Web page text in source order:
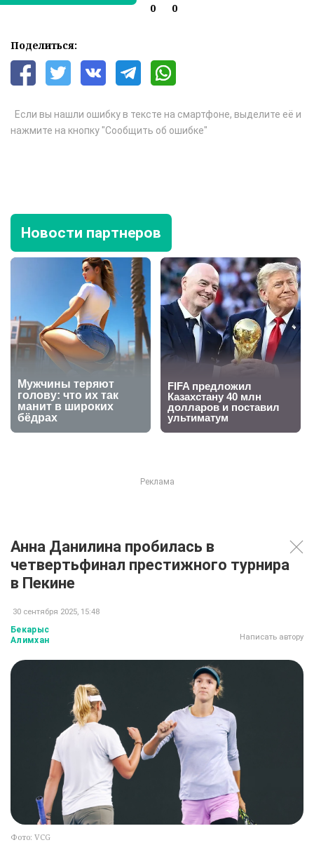
0
0
Поделиться:
Если вы нашли ошибку в тексте на смартфоне, выделите её и
нажмите на кнопку "Сообщить об ошибке"
Новости партнеров
Анна Данилина пробилась в
четвертьфинал престижного турнира
в Пекине
30 сентября 2025, 15:48
Бекарыс
Алимхан
Написать автору
Фото: VCG